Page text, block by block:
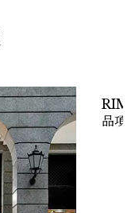
品項